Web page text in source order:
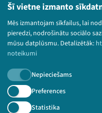
Šī vietne izmanto
Mēs izmantojam sīkfailus, lai
pieredzi, nodrošinātu sociālo
mūsu datplūsmu. Detalizētāk:
noteikumi
Nepieciešams
Preferences
Statistika
Bērnu aizsardzības
© 2026 Sarunu festivāls
paturētas.
Piesakies
Nepalaid garām aktuālāko